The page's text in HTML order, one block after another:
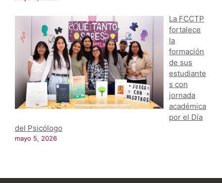
La FCCTP
fortalece
la
formación
de sus
estudiante
s con
jornada
académica
por el Día
del Psicólogo
mayo 5, 2026